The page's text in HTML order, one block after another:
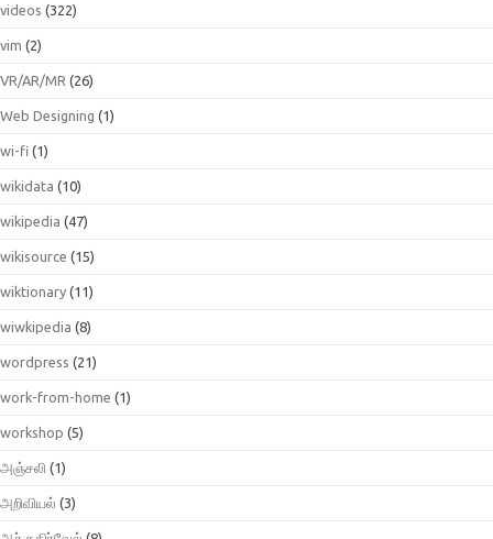
videos (322)
vim (2)
VR/AR/MR (26)
Web Designing (1)
wi-fi (1)
wikidata (10)
wikipedia (47)
wikisource (15)
wiktionary (11)
wiwkipedia (8)
wordpress (21)
work-from-home (1)
workshop (5)
அஞ்சலி (1)
அறிவியல் (3)